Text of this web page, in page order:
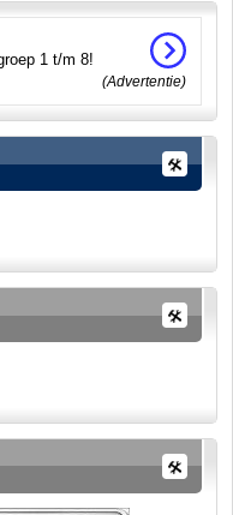
1 t/m 8!
(Advertentie)